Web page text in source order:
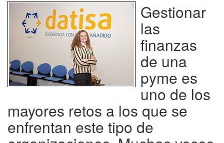
Gestionar
las
finanzas
de una
pyme es
uno de los
mayores retos a los que se
enfrentan este tipo de